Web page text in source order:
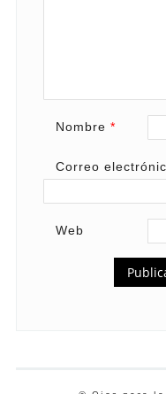
Nombre *
Correo
Web